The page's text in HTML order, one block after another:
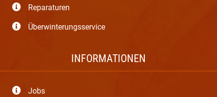
Reparaturen
Überwinterungsservice
INFORMATIONEN
Jobs